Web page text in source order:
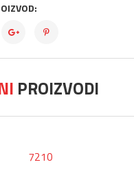
PROIZVODI
7210